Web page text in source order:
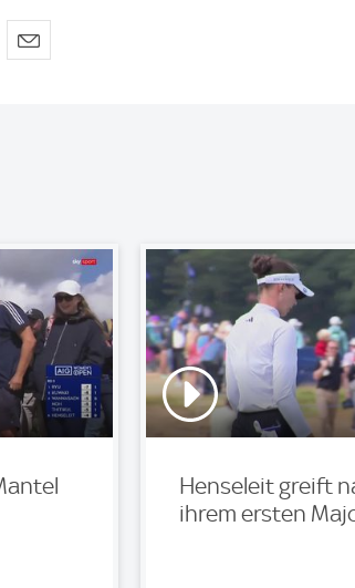
Henseleit greift
ihrem ersten